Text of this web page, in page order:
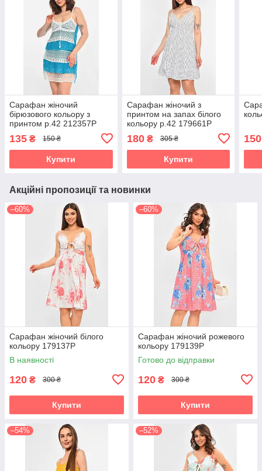
Сарафан жіночий
бірюзового кольору з
принтом р.42 212357P
135 ₴ 150 ₴
Купити
Сарафан жіночий з
принтом на запах білого
кольору р.42 179661P
180₴ 305 ₴
Купити
150
Акційні пропозиції та новинки
–60%
Сарафан жіночий білого
кольору 179137P
В наявності
120 ₴ 300 ₴
Купити
–60%
Сарафан жіночий рожевого
кольору 179139P
Готово до відправки
120 ₴ 300 ₴
Купити
–54% –52%